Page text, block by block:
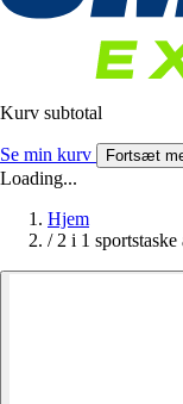
Kurv subtotal
Se min kurv Fortsæt
Loading...
Hjem
/ 2 i 1